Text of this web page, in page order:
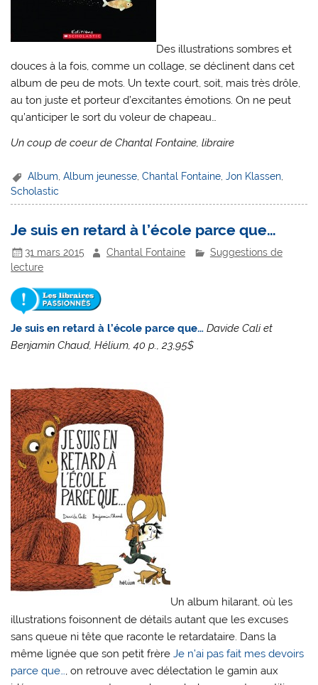
Des illustrations sombres et
douces à la fois, comme un collage, se déclinent dans cet
album de peu de mots. Un texte court, soit, mais très drôle,
au ton juste et porteur d’excitantes émotions. On ne peut
qu’anticiper le sort du voleur de chapeau…
Un coup de coeur de Chantal Fontaine, libraire
Album ,Album jeunesse ,Chantal Fontaine ,Jon Klassen
Scholastic
Je suis en retard à l’école parce que…
31 mars 2015 Chantal Fontaine
Suggestions de
lecture
Je suis en retard à l’école parce que… Davide Cali et
Benjamin Chaud, Hélium, 40 p., 23,95$
Un album hilarant, où les
illustrations foisonnent de détails autant que les excuses
sans queue ni tête que raconte le retardataire. Dans la
même lignée que son petit frère Je n’ai pas fait mes devoirs
parce que…, on retrouve avec délectation le gamin aux